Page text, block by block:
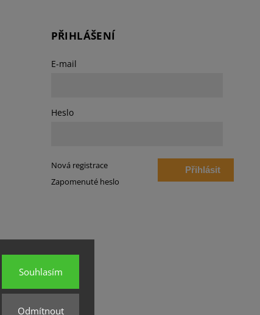
Odmítnout
Souhlasím
PŘIHLÁŠENÍ
E-mail
Heslo
Přihlásit
Nová registrace
Zapomenuté heslo